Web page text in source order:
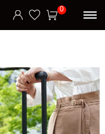
0
ボールト 94L